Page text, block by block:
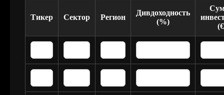
Тикер Сектор Регион
Дивдоходность
(%)